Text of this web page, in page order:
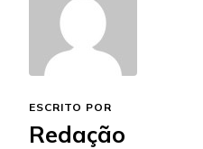
ESCRITO POR
Redação